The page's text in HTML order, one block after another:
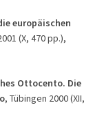
europäischen
(X, 470 pp.),
Ottocento. Die
, Tübingen 2000 (XII,